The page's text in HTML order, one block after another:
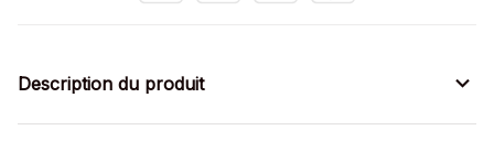
Description du produit